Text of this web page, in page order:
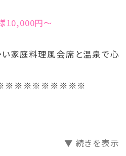
10,000円～
家庭料理風会席と温泉で心
▼ 続きを表示